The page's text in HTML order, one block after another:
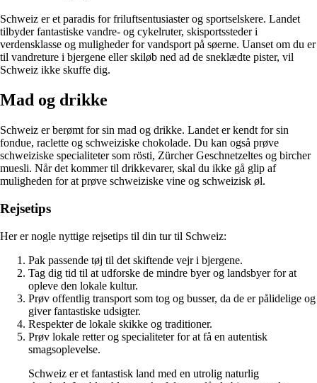
Schweiz er et paradis for friluftsentusiaster og sportselskere. Landet
tilbyder fantastiske vandre- og cykelruter, skisportssteder i
verdensklasse og muligheder for vandsport på søerne. Uanset om du er
til vandreture i bjergene eller skiløb ned ad de sneklædte pister, vil
Schweiz ikke skuffe dig.
Mad og drikke
Schweiz er berømt for sin mad og drikke. Landet er kendt for sin
fondue, raclette og schweiziske chokolade. Du kan også prøve
schweiziske specialiteter som rösti, Zürcher Geschnetzeltes og bircher
muesli. Når det kommer til drikkevarer, skal du ikke gå glip af
muligheden for at prøve schweiziske vine og schweizisk øl.
Rejsetips
Her er nogle nyttige rejsetips til din tur til Schweiz:
Pak passende tøj til det skiftende vejr i bjergene.
Tag dig tid til at udforske de mindre byer og landsbyer for at
opleve den lokale kultur.
Prøv offentlig transport som tog og busser, da de er pålidelige og
giver fantastiske udsigter.
Respekter de lokale skikke og traditioner.
Prøv lokale retter og specialiteter for at få en autentisk
smagsoplevelse.
Schweiz er et fantastisk land med en utrolig naturlig